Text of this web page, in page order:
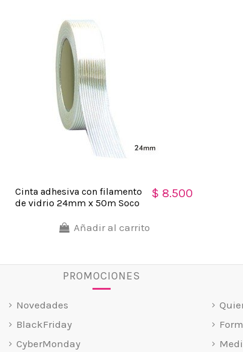
Cinta adhesiva con filamento
de vidrio 24mm x 50m Soco
$ 8.500
Añadir al carrito
PROMOCIONES
Novedades
BlackFriday
CyberMonday